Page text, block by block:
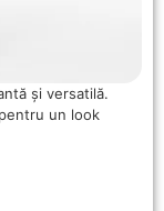
și versatilă.
un look